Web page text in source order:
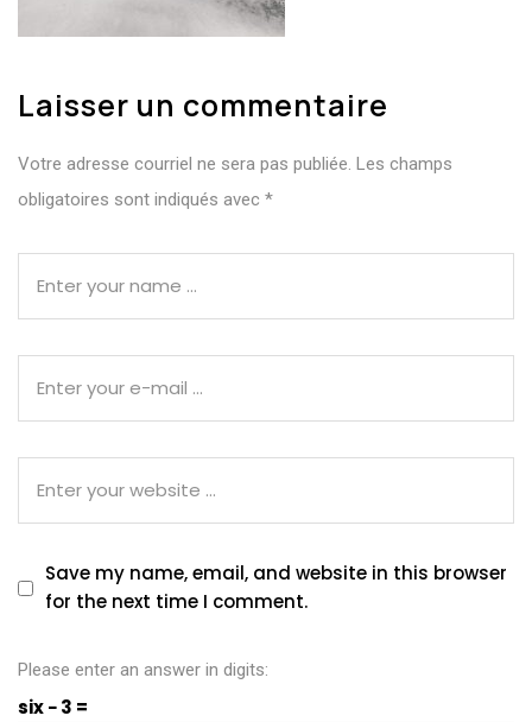
Laisser un commentaire
Votre adresse courriel ne sera pas publiée. Les champs
obligatoires sont indiqués avec *
Save my name, email, and website in this browser
for the next time I comment.
Please enter an answer in digits:
six − 3 =